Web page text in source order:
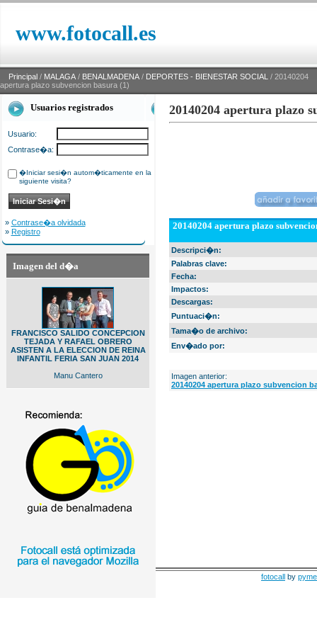
www.fotocall.es
Principal / MALAGA / BENALMADENA / DEPORTES - BIENESTAR SOCIAL / 20140204
apertura plazo subvencion basura (1)
Usuarios registrados
Usuario:
Contrase�a:
�Iniciar sesi�n autom�ticamente en la
siguiente visita?
» Contrase�a olvidada
» Registro
Imagen del d�a
FRANCISCO SALIDO CONCEPCION
TEJADA Y RAFAEL OBRERO
ASISTEN A LA ELECCION DE REINA
INFANTIL FERIA SAN JUAN 2014
Manu Cantero
20140204 apertura plazo
20140204 apertura plazo
Descripci�n:
Palabras clave:
Fecha:
Impactos:
Descargas:
Puntuaci�n:
Tama�o de archivo:
Env�ado por:
Imagen anterior:
20140204 apertura plazo subvencion
fotocall by